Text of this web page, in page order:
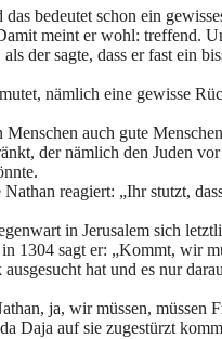
bedeutet schon ein
meint er wohl: treffend.
der sagte, dass er fast ein
nämlich eine gewisse
auch gute
der nämlich den Juden
reagiert: „Ihr stutzt,
in Jerusalem sich
1304 sagt er: „Kommt, wir
hat und es nur
ja, wir müssen, müssen
Daja auf sie zugestürzt